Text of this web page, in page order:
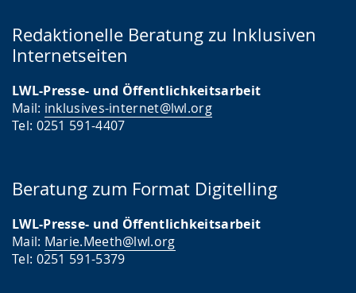
Redaktionelle Beratung zu Inklusiven
Internetseiten
LWL-Presse- und Öffentlichkeitsarbeit
Mail: inklusives-internet@lwl.org
Tel: 0251 591-4407
Beratung zum Format Digitelling
LWL-Presse- und Öffentlichkeitsarbeit
Mail: Marie.Meeth@lwl.org
Tel: 0251 591-5379